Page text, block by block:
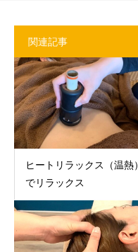
関連記事
ヒートリラックス（温熱）
でリラックス